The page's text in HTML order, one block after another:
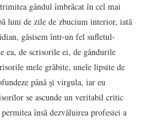
gândul îmbrăcat în cel mai
luni de zile de zbucium interior, iată
găsisem într-un fel sufletul-
ea, de scrisorile ei, de gândurile
mele grăbite, unele lipsite de
până şi virgula, iar eu
se ascunde un veritabil critic
însă dezvăluirea profesiei a